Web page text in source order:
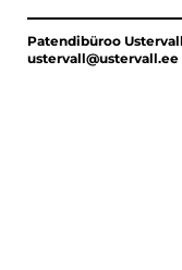
Patendibüroo
ustervall@ustervall.ee